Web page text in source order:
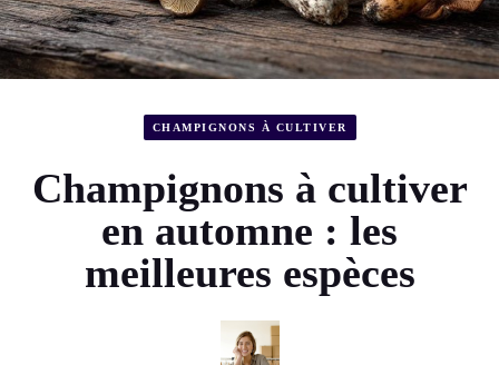
CHAMPIGNONS À CULTIVER
Champignons à cultiver
en automne : les
meilleures espèces